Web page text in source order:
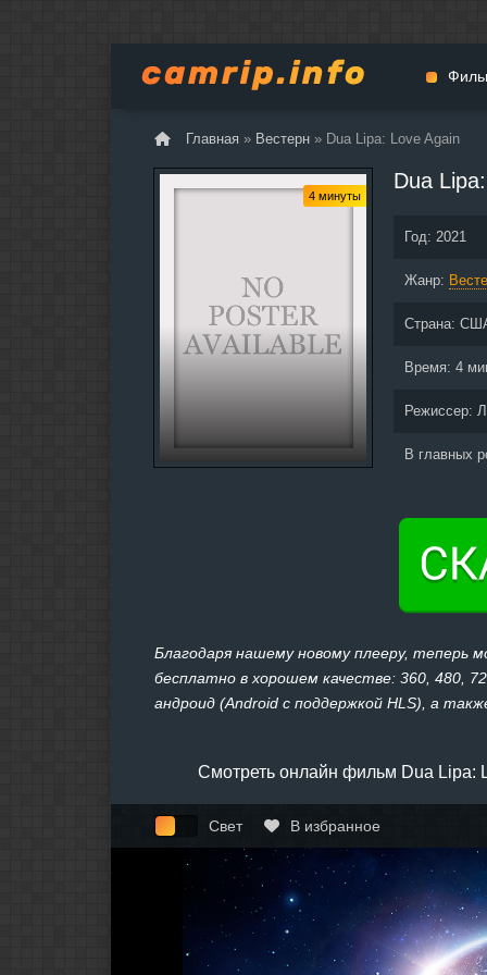
Главная » Вестерн » Dua Lipa: Love Again
4 минуты
Dua
Год: 2021
Жанр:
Страна:
Время: 4
Режиссер:
В главных
Благодаря нашему новому плееру, теперь
бесплатно в хорошем качестве: 360, 480,
андроид (Android с поддержкой HLS), а
Смотреть онлайн фильм Dua Lipa:
Свет В избранное
Вестерн
Драма